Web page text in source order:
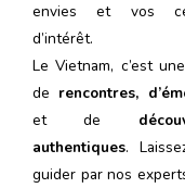
envies et vos
d’intérêt.
Le Vietnam, c’est
de rencontres,
et de
authentiques.
guider par nos